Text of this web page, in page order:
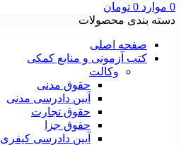
0 موارد 0 تومان
دسته بندی محصولات
صفحه اصلی
کتب آزمونی و منابع کمکی
وکالت
حقوق مدنی
آیین دادرسی مدنی
حقوق تجارت
حقوق جزا
آیین دادرسی کیفری